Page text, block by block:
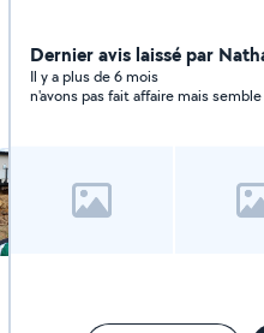
Dernier avis laissé par
Il y a plus de 6 mois
n'avons pas fait affaire mais